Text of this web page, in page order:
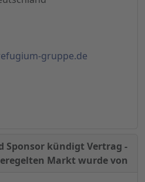
gruppe.de
Sponsor kündigt Vertrag -
Markt wurde von